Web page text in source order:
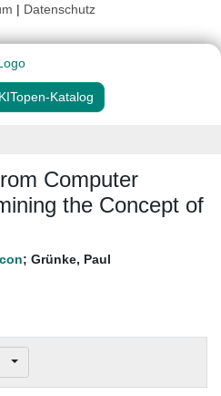
| Datenschutz
Katalog
Computer
the Concept of
; Grünke, Paul